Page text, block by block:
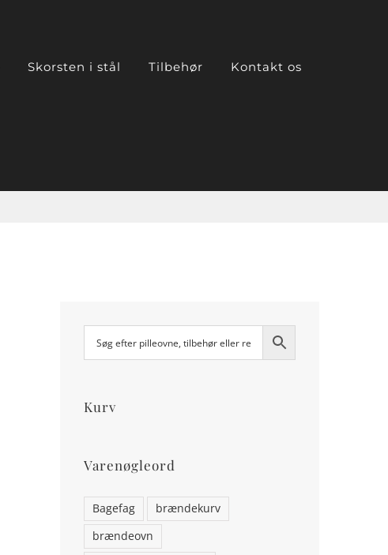
Skorsten i stål Tilbehør Kontakt os
Kurv
Varenøgleord
Bagefag
brændekurv
brændeovn